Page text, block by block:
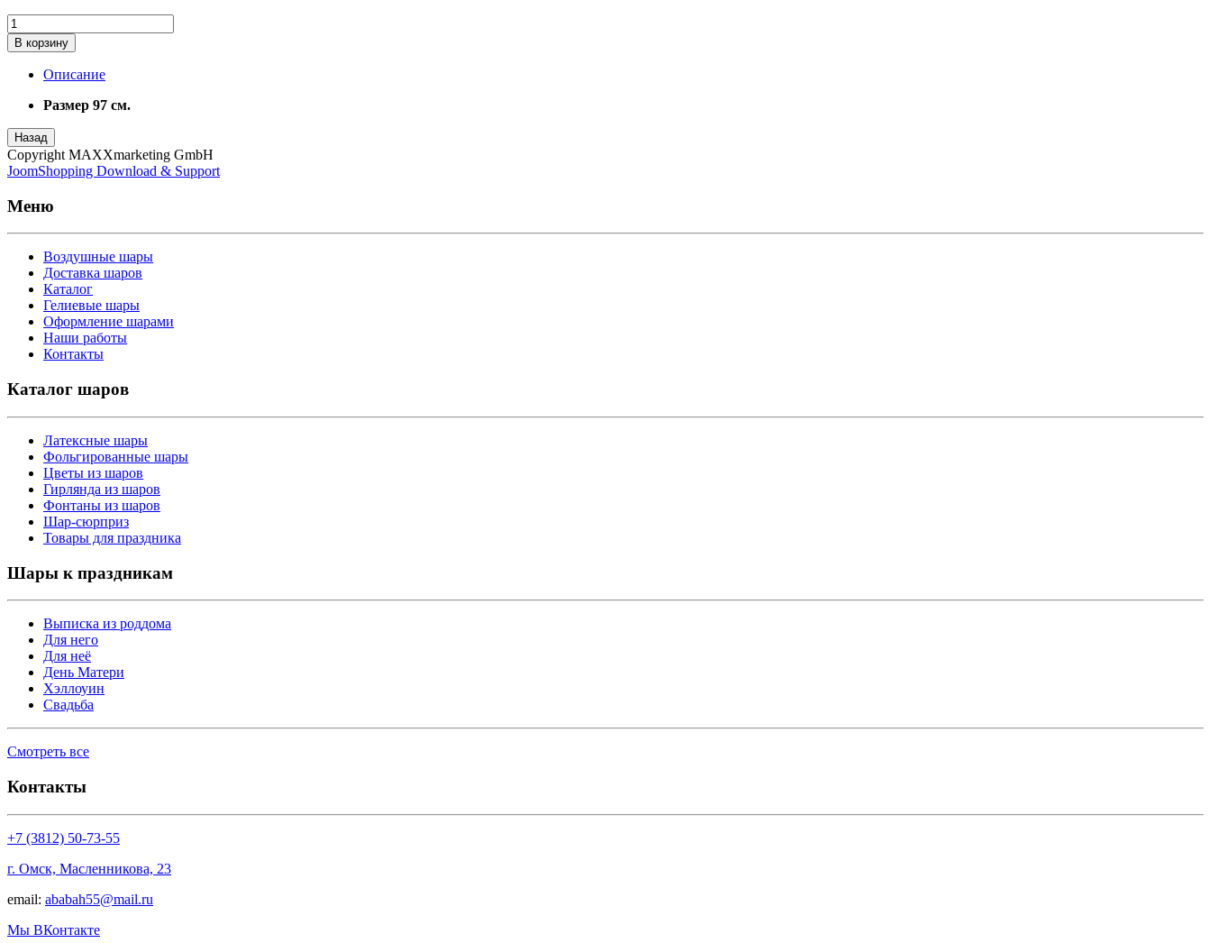
В корзину
Описание
Размер 97 см.
Назад
Copyright MAXXmarketing GmbH
JoomShopping Download & Support
Меню
Воздушные шары
Доставка шаров
Каталог
Гелиевые шары
Оформление шарами
Наши работы
Контакты
Каталог шаров
Латексные шары
Фольгированные шары
Цветы из шаров
Гирлянда из шаров
Фонтаны из шаров
Шар-сюрприз
Товары для праздника
Шары к праздникам
Выписка из роддома
Для него
Для неё
День Матери
Хэллоуин
Свадьба
Смотреть все
Контакты
+7 (3812) 50-73-55
г. Омск, Масленникова, 23
email: ababah55@mail.ru
Мы ВКонтакте